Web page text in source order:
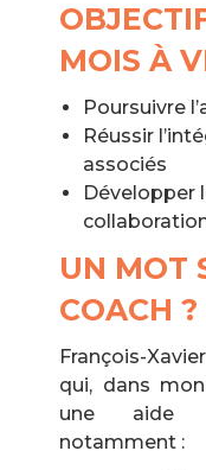
MOIS À
Poursuivre
Réussir
associés
Développer
UN MOT
COACH ?
François-
qui, dans
une aide
notamment :